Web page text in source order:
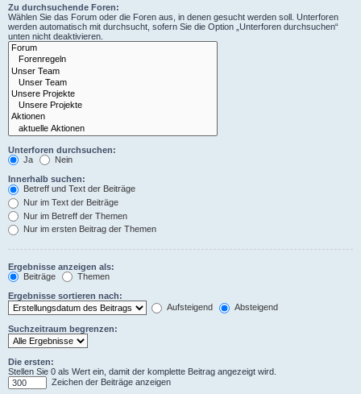
Zu durchsuchende Foren:
Wählen Sie das Forum oder die Foren aus, in denen gesucht werden soll. Unterforen
werden automatisch mit durchsucht, sofern Sie die Option „Unterforen durchsuchen“
unten nicht deaktivieren.
Unterforen durchsuchen:
Ja
Nein
Innerhalb suchen:
Betreff und Text der Beiträge
Nur im Text der Beiträge
Nur im Betreff der Themen
Nur im ersten Beitrag der Themen
Ergebnisse anzeigen als:
Beiträge
Themen
Ergebnisse sortieren nach:
Aufsteigend
Absteigend
Suchzeitraum begrenzen:
Die ersten:
Stellen Sie 0 als Wert ein, damit der komplette Beitrag angezeigt wird.
Zeichen der Beiträge anzeigen